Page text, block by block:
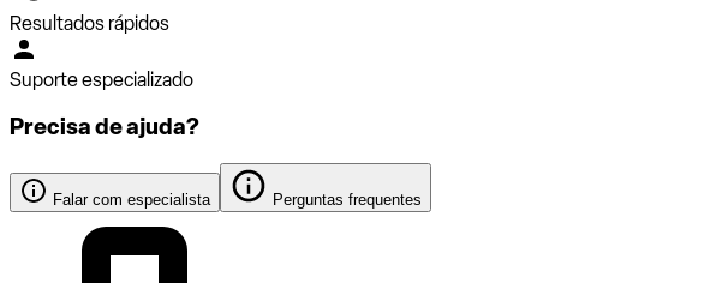
Resultados rápidos
Suporte especializado
Precisa de ajuda?
Falar com especialista Perguntas frequentes